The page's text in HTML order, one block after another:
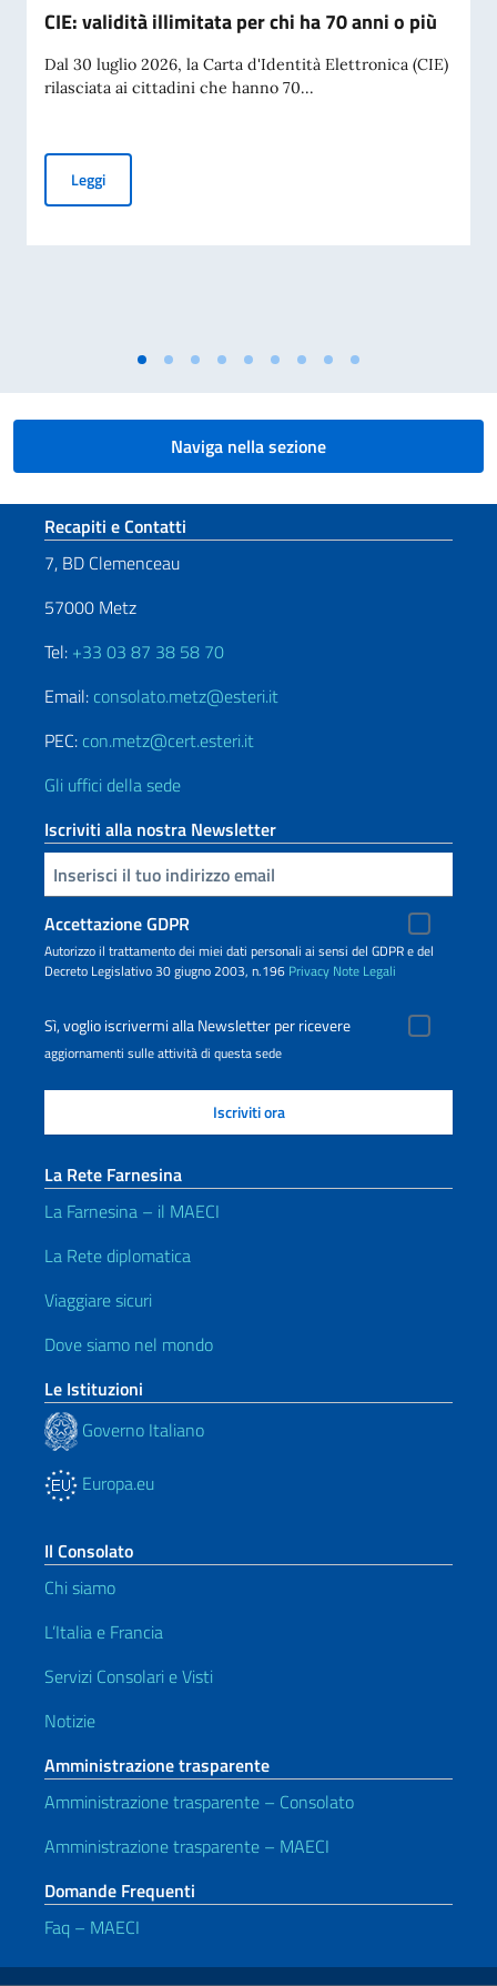
CIE: validità illimitata per chi ha 70 anni o più
Dal 30 luglio 2026, la Carta d'Identità Elettronica (CIE)
rilasciata ai cittadini che hanno 70...
LeggiCIE: validità illimitata per chi ha 70 anni o più
Naviga nella sezione
Sezione footer
Recapiti e Contatti
7, BD Clemenceau
57000 Metz
Tel: +33 03 87 38 58 70
Email: consolato.metz@esteri.it
PEC: con.metz@cert.esteri.it
Gli uffici della sede
Iscriviti alla nostra Newsletter
Inserisci la tua email
Accettazione GDPR
Autorizzo il trattamento dei miei dati personali ai sensi del GDPR e del
Decreto Legislativo 30 giugno 2003, n.196 Privacy Note Legali
Sì, voglio iscrivermi alla Newsletter per ricevere
aggiornamenti sulle attività di questa sede
La Rete Farnesina
La Farnesina – il MAECI
La Rete diplomatica
Viaggiare sicuri
Dove siamo nel mondo
Le Istituzioni
Governo Italiano
Europa.eu
Il Consolato
Chi siamo
L’Italia e Francia
Servizi Consolari e Visti
Notizie
Amministrazione trasparente
Amministrazione trasparente – Consolato
Amministrazione trasparente – MAECI
Domande Frequenti
Faq – MAECI